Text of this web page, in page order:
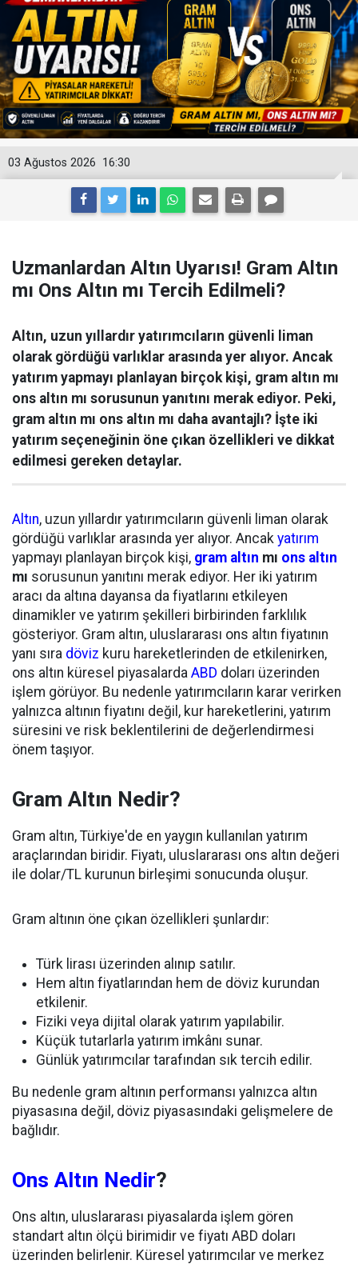
16:30
03 Ağustos 2026
Uzmanlardan Altın Uyarısı! Gram Altın
mı Ons Altın mı Tercih Edilmeli?
Altın, uzun yıllardır yatırımcıların güvenli liman
olarak gördüğü varlıklar arasında yer alıyor. Ancak
yatırım yapmayı planlayan birçok kişi, gram altın mı
ons altın mı sorusunun yanıtını merak ediyor. Peki,
gram altın mı ons altın mı daha avantajlı? İşte iki
yatırım seçeneğinin öne çıkan özellikleri ve dikkat
edilmesi gereken detaylar.
Altın, uzun yıllardır yatırımcıların güvenli liman olarak
gördüğü varlıklar arasında yer alıyor. Ancak yatırım
yapmayı planlayan birçok kişi, gram altın mı ons altın
mı sorusunun yanıtını merak ediyor. Her iki yatırım
aracı da altına dayansa da fiyatlarını etkileyen
dinamikler ve yatırım şekilleri birbirinden farklılık
gösteriyor. Gram altın, uluslararası ons altın fiyatının
yanı sıra döviz kuru hareketlerinden de etkilenirken,
ons altın küresel piyasalarda ABD doları üzerinden
işlem görüyor. Bu nedenle yatırımcıların karar verirken
yalnızca altının fiyatını değil, kur hareketlerini, yatırım
süresini ve risk beklentilerini de değerlendirmesi
önem taşıyor.
Gram Altın Nedir?
Gram altın, Türkiye'de en yaygın kullanılan yatırım
araçlarından biridir. Fiyatı, uluslararası ons altın değeri
ile dolar/TL kurunun birleşimi sonucunda oluşur.
Gram altının öne çıkan özellikleri şunlardır:
Türk lirası üzerinden alınıp satılır.
Hem altın fiyatlarından hem de döviz kurundan
etkilenir.
Fiziki veya dijital olarak yatırım yapılabilir.
Küçük tutarlarla yatırım imkânı sunar.
Günlük yatırımcılar tarafından sık tercih edilir.
Bu nedenle gram altının performansı yalnızca altın
piyasasına değil, döviz piyasasındaki gelişmelere de
bağlıdır.
Ons Altın Nedir?
Ons altın, uluslararası piyasalarda işlem gören
standart altın ölçü birimidir ve fiyatı ABD doları
üzerinden belirlenir. Küresel yatırımcılar ve merkez